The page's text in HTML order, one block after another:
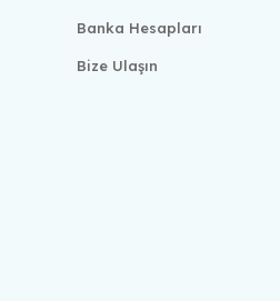
Banka Hesapları
Bize Ulaşın